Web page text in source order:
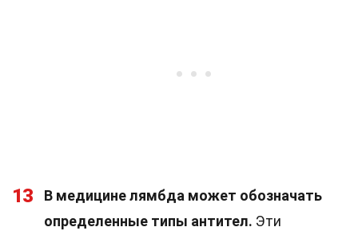
13
В медицине лямбда может обозначать
определенные типы антител. Эти